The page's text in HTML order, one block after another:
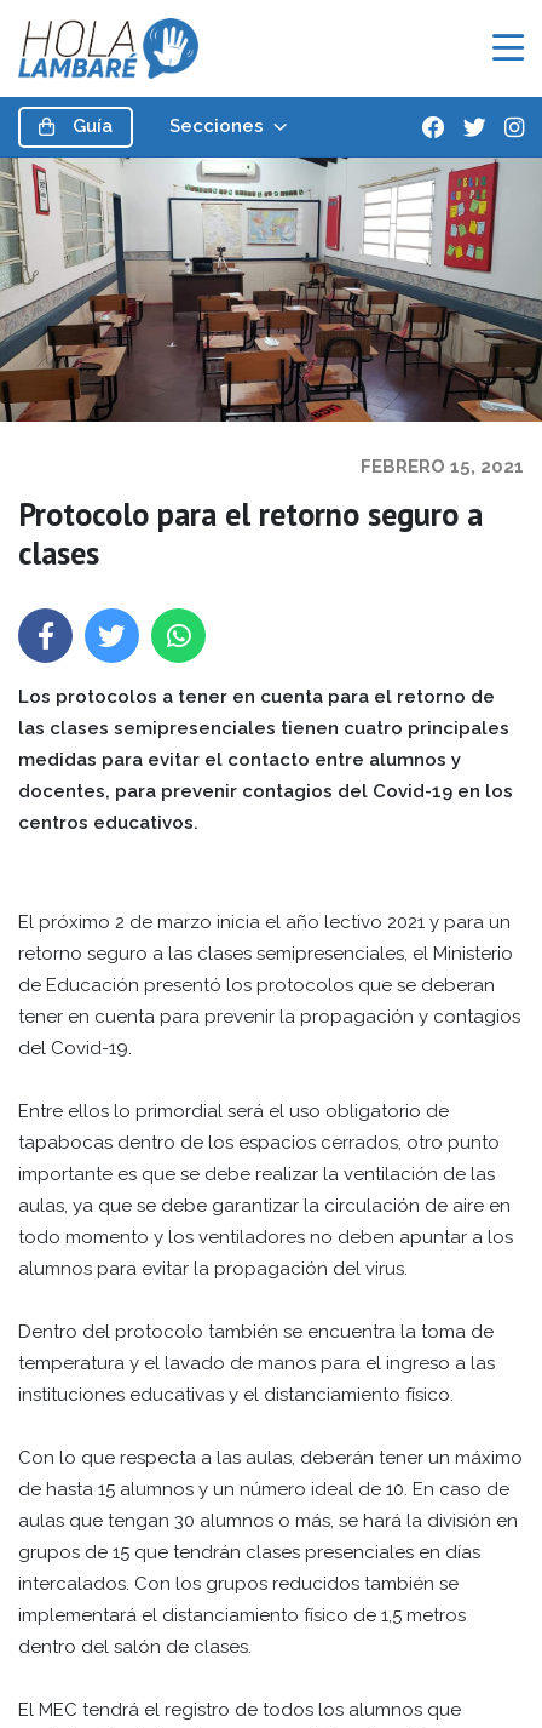
Guía Secciones
FEBRERO 15, 2021
Protocolo para el retorno seguro a
clases
Los protocolos a tener en cuenta para el retorno de
las clases semipresenciales tienen cuatro principales
medidas para evitar el contacto entre alumnos y
docentes, para prevenir contagios del Covid-19 en los
centros educativos.
El próximo 2 de marzo inicia el año lectivo 2021 y para un
retorno seguro a las clases semipresenciales, el Ministerio
de Educación presentó los protocolos que se deberan
tener en cuenta para prevenir la propagación y contagios
del Covid-19.
Entre ellos lo primordial será el uso obligatorio de
tapabocas dentro de los espacios cerrados, otro punto
importante es que se debe realizar la ventilación de las
aulas, ya que se debe garantizar la circulación de aire en
todo momento y los ventiladores no deben apuntar a los
alumnos para evitar la propagación del virus.
Dentro del protocolo también se encuentra la toma de
temperatura y el lavado de manos para el ingreso a las
instituciones educativas y el distanciamiento físico.
Con lo que respecta a las aulas, deberán tener un máximo
de hasta 15 alumnos y un número ideal de 10. En caso de
aulas que tengan 30 alumnos o más, se hará la división en
grupos de 15 que tendrán clases presenciales en días
intercalados. Con los grupos reducidos también se
implementará el distanciamiento físico de 1,5 metros
dentro del salón de clases.
El MEC tendrá el registro de todos los alumnos que